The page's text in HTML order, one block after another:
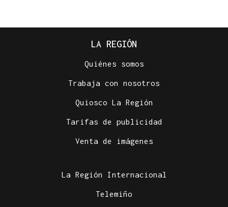
LA REGIÓN
Quiénes somos
Trabaja con nosotros
Quiosco La Región
Tarifas de publicidad
Venta de imágenes
La Región Internacional
Telemiño